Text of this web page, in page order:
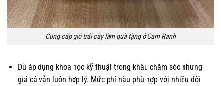
Cung cấp giỏ trái cây làm quà tặng ở Cam Ranh
Dù áp dụng khoa học kỹ thuật trong khâu chăm sóc nhưng
giá cả vẫn luôn hợp lý. Mức phí nàu phù hợp với nhiều đối